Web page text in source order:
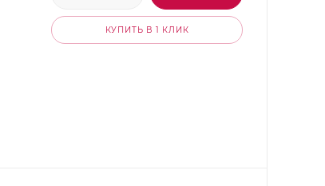
КУПИТЬ В 1 КЛИК